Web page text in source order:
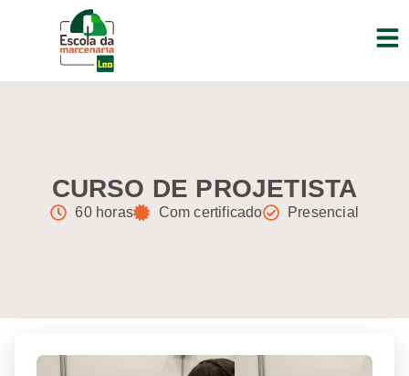
CURSO DE PROJETISTA
60 horas Com certificado Presencial